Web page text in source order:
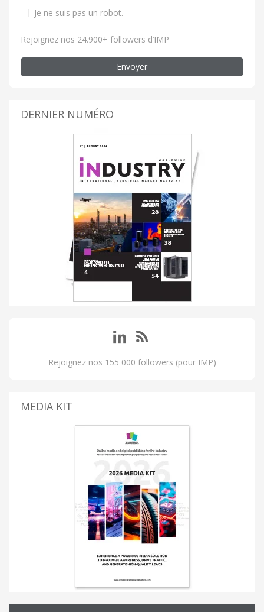
Je ne suis pas un robot.
Rejoignez nos 24.900+ followers d’IMP
Envoyer
DERNIER NUMÉRO
Rejoignez nos 155 000 followers (pour IMP)
MEDIA KIT